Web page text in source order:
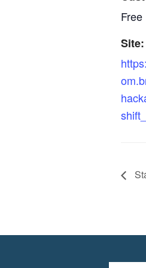
Free
Site: